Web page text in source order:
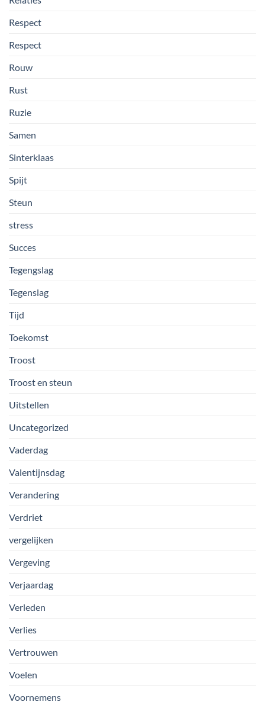
Respect
Respect
Rouw
Rust
Ruzie
Samen
Sinterklaas
Spijt
Steun
stress
Succes
Tegengslag
Tegenslag
Tijd
Toekomst
Troost
Troost en steun
Uitstellen
Uncategorized
Vaderdag
Valentijnsdag
Verandering
Verdriet
vergelijken
Vergeving
Verjaardag
Verleden
Verlies
Vertrouwen
Voelen
Voornemens